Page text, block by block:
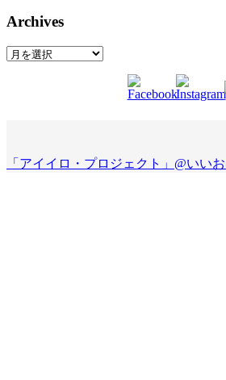
Archives
Archives
「アイイロ・プロジェクト」@いい